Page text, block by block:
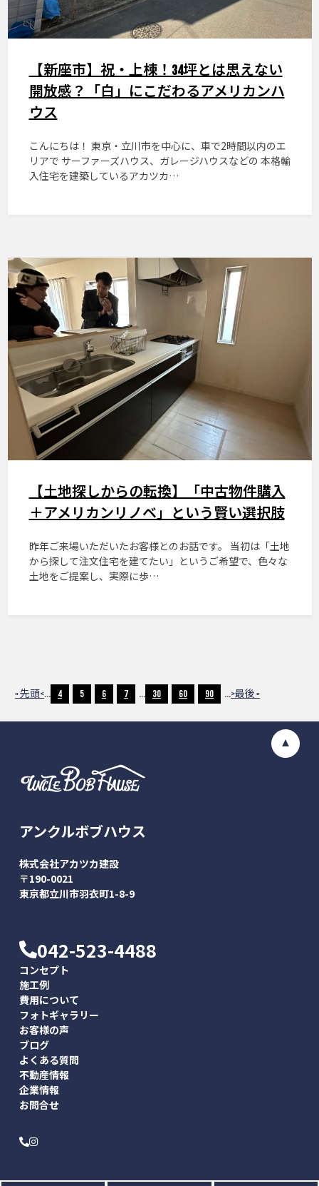
【新座市】祝・上棟！34坪とは思えない
開放感？「白」にこだわるアメリカンハ
ウス
こんにちは！ 東京・立川市を中心に、車で2時間以内のエ
リアで サーファーズハウス、ガレージハウスなどの 本格輸
入住宅を建築しているアカツカ…
【土地探しからの転換】「中古物件購入
＋アメリカンリノベ」という賢い選択肢
昨年ご来場いただいたお客様とのお話です。 当初は「土地
から探して注文住宅を建てたい」というご希望で、色々な
土地をご提案し、実際に歩…
« 先頭<... 4 5 6 7 ... 30 60 90 ...>最後 »
アンクルボブハウス
株式会社アカツカ建設
〒190-0021
東京都立川市羽衣町1-8-9
042-523-4488
コンセプト
施工例
費用について
フォトギャラリー
お客様の声
ブログ
よくある質問
不動産情報
企業情報
お問合せ